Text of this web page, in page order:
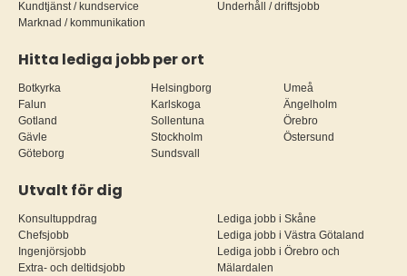
Kundtjänst / kundservice
Marknad / kommunikation
Underhåll / driftsjobb
Hitta lediga jobb per ort
Botkyrka
Falun
Gotland
Gävle
Göteborg
Helsingborg
Karlskoga
Sollentuna
Stockholm
Sundsvall
Umeå
Ängelholm
Örebro
Östersund
Utvalt för dig
Konsultuppdrag
Chefsjobb
Ingenjörsjobb
Extra- och deltidsjobb
Lediga jobb i Skåne
Lediga jobb i Västra Götaland
Lediga jobb i Örebro och
Mälardalen